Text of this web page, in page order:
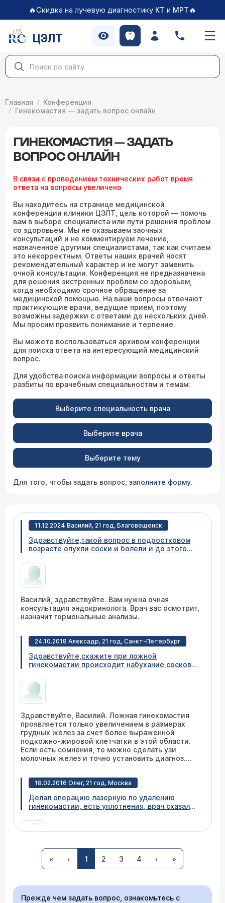
🔥Скидка на лучевую диагностику КТ и МРТ🔥
ЦЭЛТ
Главная
Конференция
Гинекомастия — задать вопрос онлайн
ГИНЕКОМАСТИЯ — ЗАДАТЬ
ВОПРОС ОНЛАЙН
В связи с проведением технических работ время
ответа на вопросы увеличено
Вы находитесь на странице медицинской
конференции клиники ЦЭЛТ, цель которой — помочь
вам в выборе специалиста или пути решения проблем
со здоровьем. Мы не оказываем заочных
консультаций и не комментируем лечение,
назначенное другими специалистами, так как считаем
это некорректным. Ответы наших врачей носят
рекомендательный характер и не могут заменить
очной консультации. Конференция не предназначена
для решения экстренных проблем со здоровьем,
когда необходимо срочное обращение за
медицинской помощью. На ваши вопросы отвечают
практикующие врачи, ведущие прием, поэтому
возможны задержки с ответами до нескольких дней.
Мы просим проявить понимание и терпение.
Вы можете воспользоваться архивом конференции
для поиска ответа на интересующий медицинский
вопрос.
Для удобства поиска информации вопросы и ответы
разбиты по врачебным специальностям и темам:
Выберите специальность врача
Выберите врача
Выберите тему
Для того, чтобы задать вопрос, заполните форму.
11.12.2024 Василий, 21 год, Благовещенск
Здравствуйте,такой вопрос в подростковом
возрасте опухли соски и болели и до этого
ничего не беспокоит, кроме того что они
припухшие. Подскажите, что делать в этой
ситуации? Какие могут быть решения?
Василий, здравствуйте. Вам нужна очная
консультация эндокринолога. Врач вас осмотрит,
назначит гормональные анализы.
24.10.2018 Алексадр, 21 год, Санкт-Петербург
Здравствуйте,скажите при ложной
гинекомастии происходит набухание сосков
Здравствуйте, Василий. Ложная гинекомастия
проявляется только увеличением в размерах
грудных желез за счет более выраженной
подкожно-жировой клетчатки в этой области.
Если есть сомнения, то можно сделать узи
молочных желез и точно установить диагноз.
18.02.2016 Олег, 21 год, Москва
Делал операцию лазерную по удалению
гинекомастии, есть уплотнения, врач сказал
которое время уплотнения исчезнут??
Уважаемый Олег, Ваш вопрос некорректен - его
надо задавать лечащему врачу. Обычно в
« ‹ 1 2 3 4 › »
Прежде чем задать вопрос, ознакомьтесь с